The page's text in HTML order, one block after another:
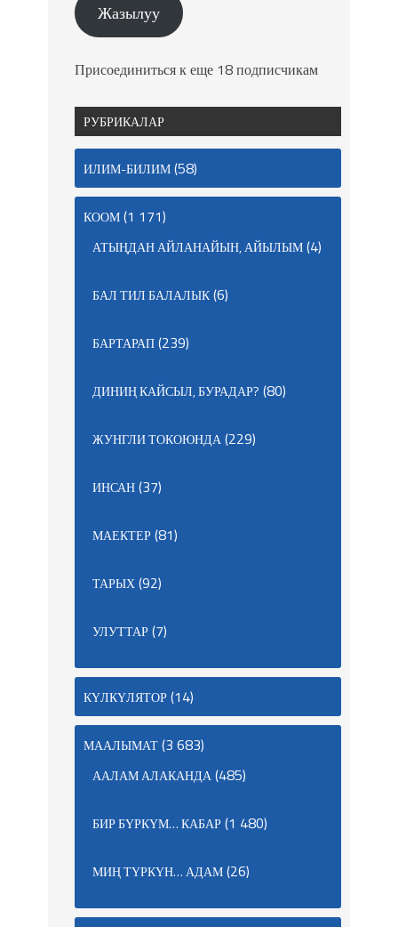
Жазылуу
Присоединиться к еще 18 подписчикам
РУБРИКАЛАР
ИЛИМ-БИЛИМ(58)
КООМ(1 171)
АТЫҢДАН АЙЛАНАЙЫН, АЙЫЛЫМ(4)
БАЛ ТИЛ БАЛАЛЫК(6)
БАРТАРАП(239)
ДИНИҢ КАЙСЫЛ, БУРАДАР? (80)
ЖУНГЛИ ТОКОЮНДА(229)
ИНСАН(37)
МАЕКТЕР(81)
ТАРЫХ(92)
УЛУТТАР(7)
КҮЛКҮЛЯТОР(14)
МААЛЫМАТ(3 683)
ААЛАМ АЛАКАНДА(485)
БИР БҮРКҮМ… КАБАР(1 480)
МИҢ ТҮРКҮН… АДАМ(26)